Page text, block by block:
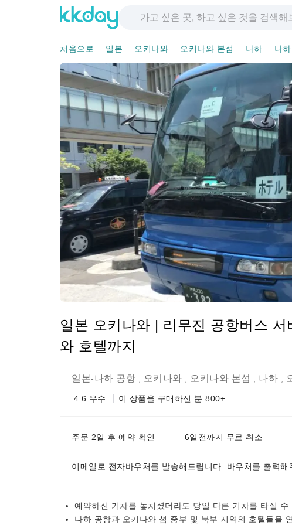
처음으로 일본 오키나와 오키나와 본섬 나하 나
일본 오키나와 | 리무진 공항버스
와 호텔까지
일본-나하 공항 오키나와 오키나와 본섬 나하
4.6 우수 이 상품을 구매하신 분 800+
주문 2일 후 예약 확인 6일전까지 무료 취소
이메일로 전자바우처를 발송해드립니다. 바우처를 출력해
예약하신 기차를 놓치셨더라도 당일 다른 기차를 타실 수
나하 공항과 오키나와 섬 중부 및 북부 지역의 호텔들을